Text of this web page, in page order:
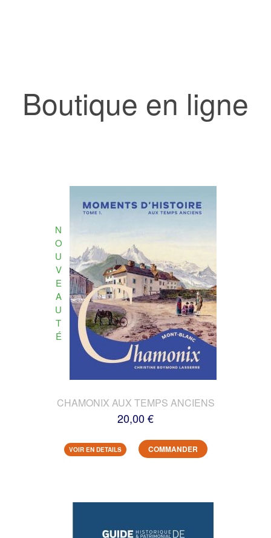
Boutique en ligne
N
O
U
V
E
A
U
T
É
CHAMONIX AUX TEMPS ANCIENS
20,00 €
VOIR EN DETAILS COMMANDER